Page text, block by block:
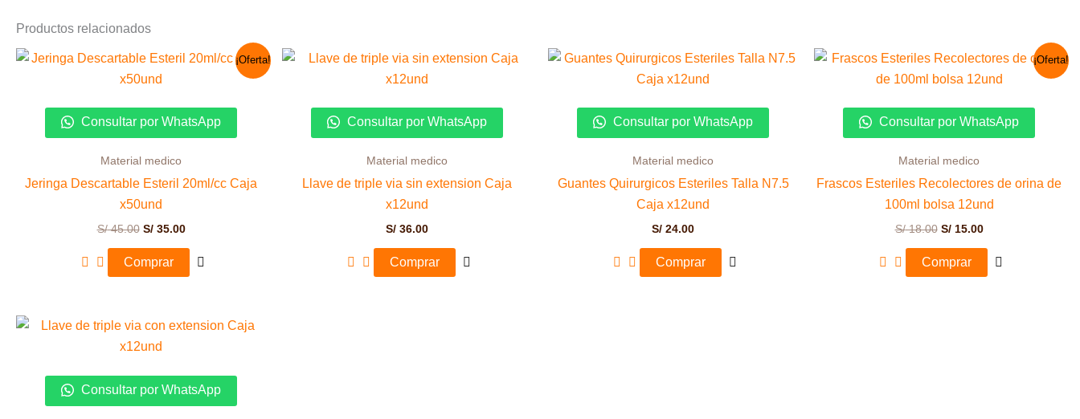
Productos relacionados
¡Oferta!
Consultar por WhatsApp
Material medico
Jeringa Descartable Esteril 20ml/cc Caja
x50und
S/45.00
El
original
S/35.00
El
Comprar
Consultar por WhatsApp
Material medico
Llave de triple via sin extension Caja
x12und
S/ 36.00
Comprar
Consultar por WhatsApp
Material medico
Guantes Quirurgicos Esteriles Talla N7.5
Caja x12und
S/ 24.00
Comprar
¡Oferta!
Consultar por WhatsApp
Material medico
Frascos Esteriles Recolectores de orina de
100ml bolsa 12und
S/18.00
El
original
S/15.00
El
actual
Comprar
Consultar por WhatsApp